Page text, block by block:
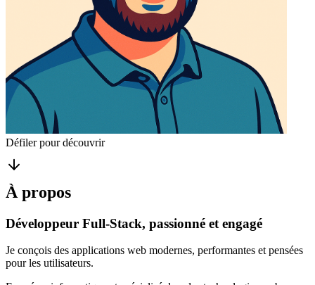
Défiler pour découvrir
À propos
Développeur Full-Stack, passionné et engagé
Je conçois des applications web modernes, performantes et pensées
pour les utilisateurs.